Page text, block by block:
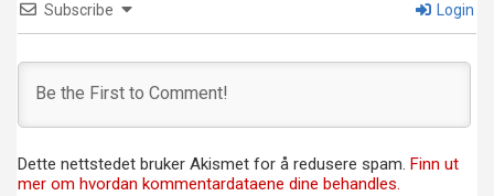
Subscribe Login
Dette nettstedet bruker Akismet for å redusere spam. Finn ut
mer om hvordan kommentardataene dine behandles.